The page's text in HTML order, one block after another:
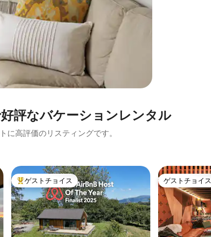
評なバケーションレンタル
に高評価のリスティングです。
大好評のゲストチョイスです。
ゲストチョイス ゲストチョイス
ゲストチョイス